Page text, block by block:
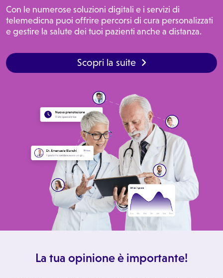
Con le numerose soluzioni digitali e i servizi di
telemedicna puoi offrire percorsi di cura personalizzati
e gestire la salute dei tuoi pazienti anche a distanza.
Scopri la suite
La tua opinione è importante!